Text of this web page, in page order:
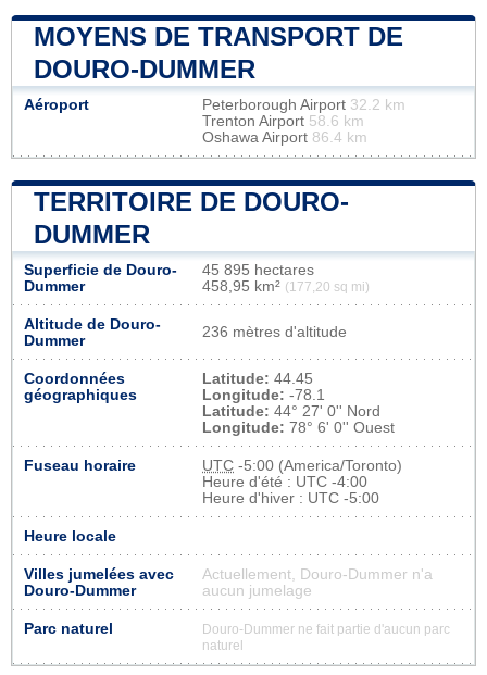
MOYENS DE TRANSPORT DE
DOURO-DUMMER
Aéroport Peterborough Airport 32.2 km
Trenton Airport 58.6 km
Oshawa Airport 86.4 km
TERRITOIRE DE DOURO-
DUMMER
Superficie de Douro-
Dummer
45 895 hectares
458,95 km² (177,20 sq mi)
Altitude de Douro-
Dummer
236 mètres d'altitude
Coordonnées
géographiques
Latitude: 44.45
Longitude: -78.1
Latitude: 44° 27' 0'' Nord
Longitude: 78° 6' 0'' Ouest
Fuseau horaire UTC -5:00 (America/Toronto)
Heure d'été : UTC -4:00
Heure d'hiver : UTC -5:00
Heure locale
Villes jumelées avec
Douro-Dummer
Actuellement, Douro-Dummer n'a
aucun jumelage
Parc naturel
Douro-Dummer ne fait partie d'aucun parc
naturel